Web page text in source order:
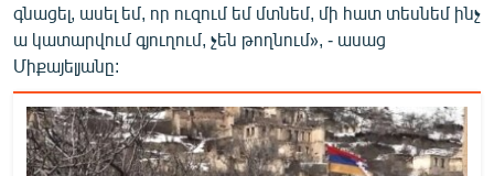
գնացել, ասել եմ, որ ուզում եմ մտնեմ, մի հատ տեսնեմ ինչ
ա կատարվում գյուղում, չեն թողնում», - ասաց
Միքայելյանը: